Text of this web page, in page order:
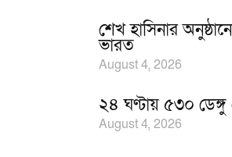
শেখ হাসিনার
ভারত
August 4, 2026
২৪ ঘণ্টায় ৫৩০ ডেঙ্গু
August 4, 2026